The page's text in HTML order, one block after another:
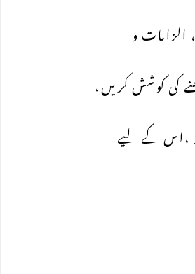
و
کی کوشش کریں،
،اس کے لیے